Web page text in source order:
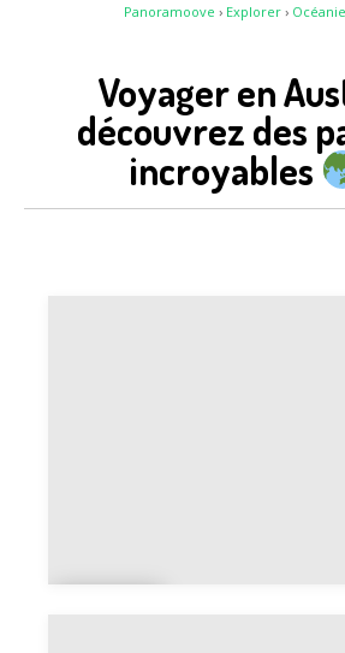
Panoramoove › Explorer› Océanie
Voyager en
découvrez des
incroyables